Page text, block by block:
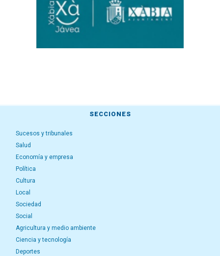
SECCIONES
Sucesos y tribunales
Salud
Economía y empresa
Política
Cultura
Local
Sociedad
Social
Agricultura y medio ambiente
Ciencia y tecnología
Deportes